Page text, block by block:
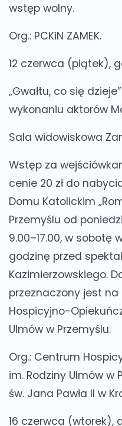
wstęp wolny.
Org.: PCKiN ZAMEK.
12 czerwca (piątek),
„Gwałtu, co się
wykonaniu aktorów
Sala widowiskowa
Wstęp za
cenie 20 zł do
Domu Katolickim
Przemyślu od
9.00–17.00, w sobotę
godzinę przed
Kazimierzowskiego.
przeznaczony jest
Hospicyjno-
Ulmów w Przemyślu.
Org.: Centrum
im. Rodziny Ulmów w
św. Jana Pawła II w
16 czerwca (wtorek),